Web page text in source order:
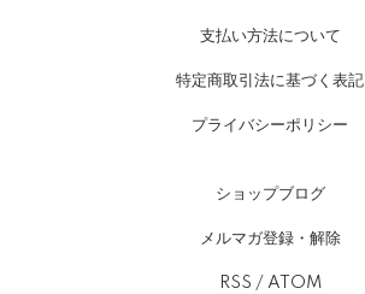
支払い方法について
特定商取引法に基づく表記
プライバシーポリシー
ショップブログ
メルマガ登録・解除
RSS / ATOM